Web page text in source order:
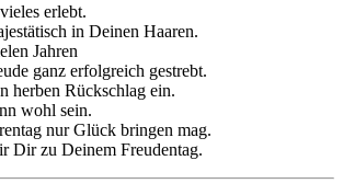
erlebt.
in Deinen Haaren.
Jahren
ganz erfolgreich gestrebt.
herben Rückschlag ein.
wohl sein.
nur Glück bringen mag.
Dir zu Deinem Freudentag.